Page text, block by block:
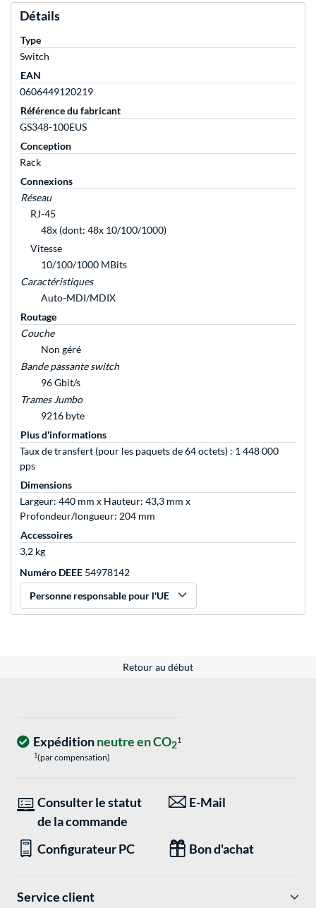
Détails
Type
Switch
EAN
0606449120219
Référence du fabricant
GS348-100EUS
Conception
Rack
Connexions
Réseau
RJ-45
48x (dont: 48x 10/100/1000)
Vitesse
10/100/1000 MBits
Caractéristiques
Auto-MDI/MDIX
Routage
Couche
Non géré
Bande passante switch
96 Gbit/s
Trames Jumbo
9216 byte
Plus d'informations
Taux de transfert (pour les paquets de 64 octets) : 1 448 000
pps
Dimensions
Largeur: 440 mm x Hauteur: 43,3 mm x
Profondeur/longueur: 204 mm
Accessoires
3,2 kg
Numéro DEEE 54978142
Personne responsable pour l'UE
Retour au début
Expéditionneutre en CO21
1(par compensation)
Consulter le statut
de la commande
E-Mail
Configurateur PC Bon d'achat
Service client